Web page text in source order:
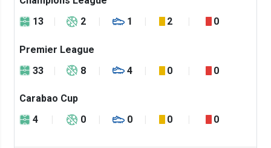
13
2 1 2 0
Premier League
33
8 4 0 0
Carabao Cup
4
0 0 0 0